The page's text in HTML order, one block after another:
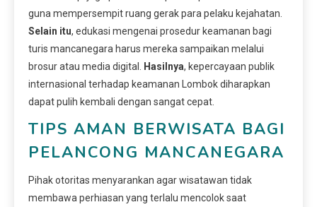
guna mempersempit ruang gerak para pelaku kejahatan.
Selain itu, edukasi mengenai prosedur keamanan bagi
turis mancanegara harus mereka sampaikan melalui
brosur atau media digital.
Hasilnya, kepercayaan publik
internasional terhadap keamanan Lombok diharapkan
dapat pulih kembali dengan sangat cepat.
TIPS AMAN BERWISATA BAGI
PELANCONG MANCANEGARA
Pihak otoritas menyarankan agar wisatawan tidak
membawa perhiasan yang terlalu mencolok saat